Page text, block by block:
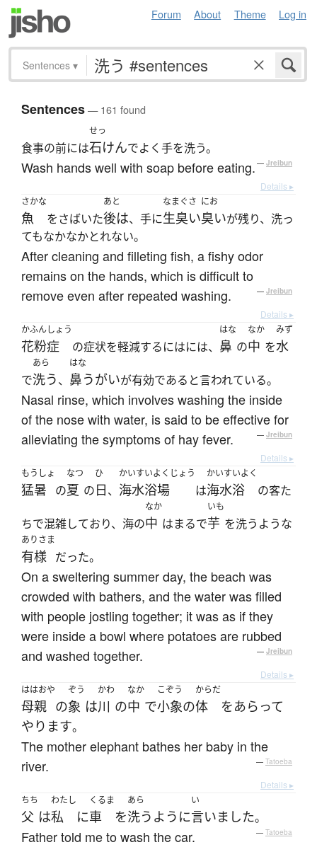
Forum About Theme Log in
Sentences ▾
Sentences— 161 found
食事の前には
せっ
石けんでよく手を洗う。
Wash hands well with soap before eating. — Jreibun
Details ▸
さかな
魚 をさばいた
あと
後は、手に
なまぐさ
生臭い
にお
臭いが残り、洗っ
てもなかなかとれない。
After cleaning and filleting fish, a fishy odor
remains on the hands, which is difficult to
remove even after repeated washing.
— Jreibun
Details ▸
かふんしょう
花粉症 の症状を軽減するにはには、
はな
鼻 の
なか
中 を
みず
水
で
あら
洗う、
はな
鼻うがいが有効であると言われている。
Nasal rinse, which involves washing the inside
of the nose with water, is said to be effective for
alleviating the symptoms of hay fever.
— Jreibun
Details ▸
もうしょ
猛暑 の
なつ
夏 の
ひ
日、
かいすいよくじょう
海水浴場 は
かいすいよく
海水浴 の客た
ちで混雑しており、海の
なか
中 はまるで
いも
芋 を洗うような
ありさま
有様 だった。
On a sweltering summer day, the beach was
crowded with bathers, and the water was filled
with people jostling together; it was as if they
were inside a bowl where potatoes are rubbed
and washed together.
— Jreibun
Details ▸
ははおや
母親 の
ぞう
象 は
かわ
川 の
なか
中 で
こぞう
小象の
からだ
体 をあらって
やります。
The mother elephant bathes her baby in the
river.
— Tatoeba
Details ▸
ちち
父 は
わたし
私 に
くるま
車 を
あら
洗う ように
い
言いました。
Father told me to wash the car. — Tatoeba